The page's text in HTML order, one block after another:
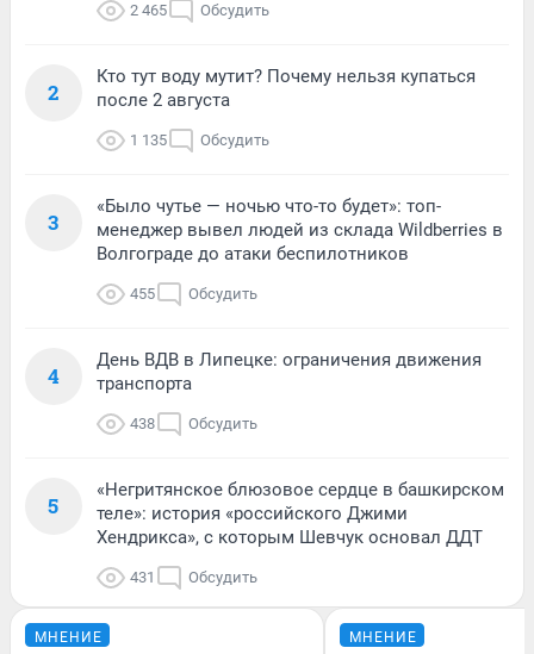
2 465 Обсудить
2
Кто тут воду мутит? Почему нельзя купаться
после 2 августа
1 135 Обсудить
3
«Было чутье — ночью что-то будет»: топ-
менеджер вывел людей из склада Wildberries в
Волгограде до атаки беспилотников
455 Обсудить
4
День ВДВ в Липецке: ограничения движения
транспорта
438 Обсудить
5
«Негритянское блюзовое сердце в башкирском
теле»: история «российского Джими
Хендрикса», с которым Шевчук основал ДДТ
431 Обсудить
МНЕНИЕ МНЕНИЕ